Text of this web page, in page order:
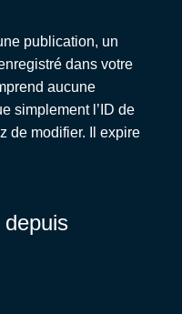
publication, un
dans votre
aucune
simplement l’ID de
de modifier. Il expire